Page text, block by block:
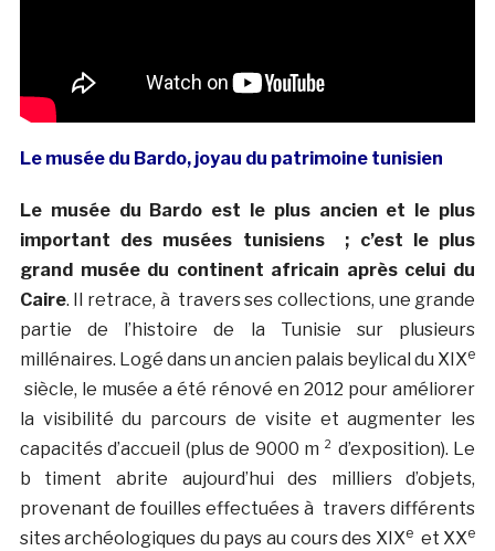
Le musée du Bardo, joyau du patrimoine tunisien
Le musée du Bardo est le plus ancien et le plus
important des musées tunisiens ; c’est le plus
grand musée du continent africain après celui du
Caire. Il retrace, à travers ses collections, une grande
partie de l’histoire de la Tunisie sur plusieurs
millénaires. Logé dans un ancien palais beylical du XIXe
siècle, le musée a été rénové en 2012 pour améliorer
la visibilité du parcours de visite et augmenter les
capacités d’accueil (plus de 9000 m ² d’exposition). Le
b timent abrite aujourd’hui des milliers d’objets,
provenant de fouilles effectuées à travers différents
sites archéologiques du pays au cours des XIXeet XXe